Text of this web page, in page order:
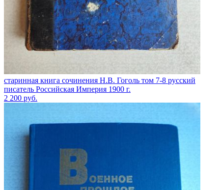
старинная книга сочинения Н.В. Гоголь том 7-8 русский
писатель Российская Империя 1900 г.
2 200 руб.